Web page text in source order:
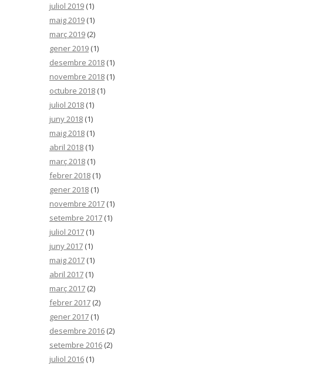
juliol 2019 (1)
maig 2019 (1)
març 2019 (2)
gener 2019 (1)
desembre 2018 (1)
novembre 2018 (1)
octubre 2018 (1)
juliol 2018 (1)
juny 2018 (1)
maig 2018 (1)
abril 2018 (1)
març 2018 (1)
febrer 2018 (1)
gener 2018 (1)
novembre 2017 (1)
setembre 2017 (1)
juliol 2017 (1)
juny 2017 (1)
maig 2017 (1)
abril 2017 (1)
març 2017 (2)
febrer 2017 (2)
gener 2017 (1)
desembre 2016 (2)
setembre 2016 (2)
juliol 2016 (1)